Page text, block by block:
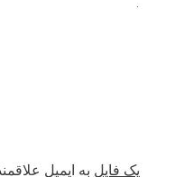
یک فایل به ایمیل